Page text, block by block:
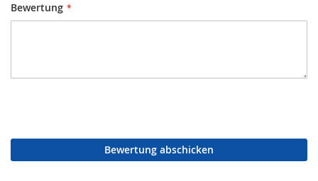
Bewertung
Bewertung abschicken